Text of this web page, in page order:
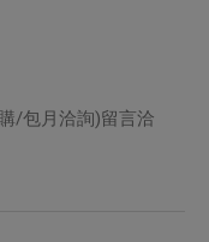
/包月洽詢)留言洽